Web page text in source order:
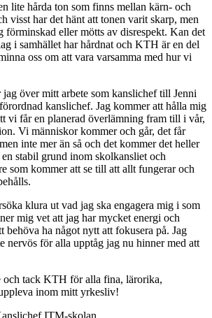
lite hårda ton som finns mellan kärn- och
visst har det hänt att tonen varit skarp, men
förminskad eller mötts av disrespekt. Kan det
i samhället har hårdnat och KTH är en del
oss om att vara varsamma med hur vi
över mitt arbete som kanslichef till Jenni
kanslichef. Jag kommer att hålla mig
vi får en planerad överlämning fram till i vår,
Vi människor kommer och går, det får
inte mer än så och det kommer det heller
stabil grund inom skolkansliet och
som kommer att se till att allt fungerar och
klura ut vad jag ska engagera mig i som
mig vet att jag har mycket energi och
behöva ha något nytt att fokusera på. Jag
nervös för alla upptåg jag nu hinner med att
och tack KTH för alla fina, lärorika,
inom mitt yrkesliv!